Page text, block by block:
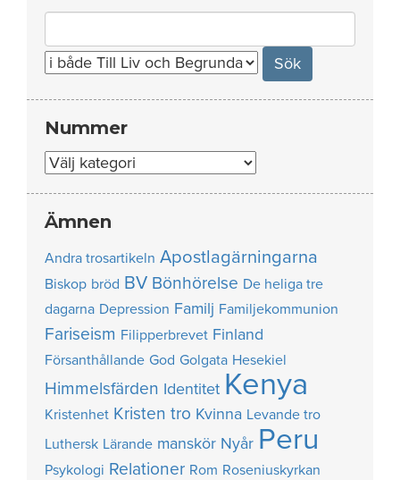
for:
Nummer
Nummer
Ämnen
Andra trosartikeln Apostlagärningarna
Biskop bröd BV Bönhörelse De heliga tre
dagarna Depression Familj Familjekommunion
Fariseism Filipperbrevet Finland
Försanthållande God Golgata Hesekiel
Himmelsfärden Identitet Kenya
Kristenhet Kristen tro Kvinna Levande tro
Luthersk Lärande manskör Nyår Peru
Psykologi Relationer Rom Roseniuskyrkan